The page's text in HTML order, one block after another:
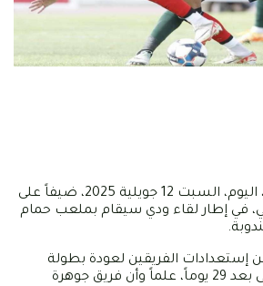
يحل، الملعب التونسي، اليوم، السبت 12 جويلية 2025، ضيفاً على
في إطار لقاء ودي سيقام بملعب حمام
إستعدادات الفريقين لعودة بطولة
الرابطة المحترفة الأولى بعد 29 يوماً، علماً وأن فريق جوهرة